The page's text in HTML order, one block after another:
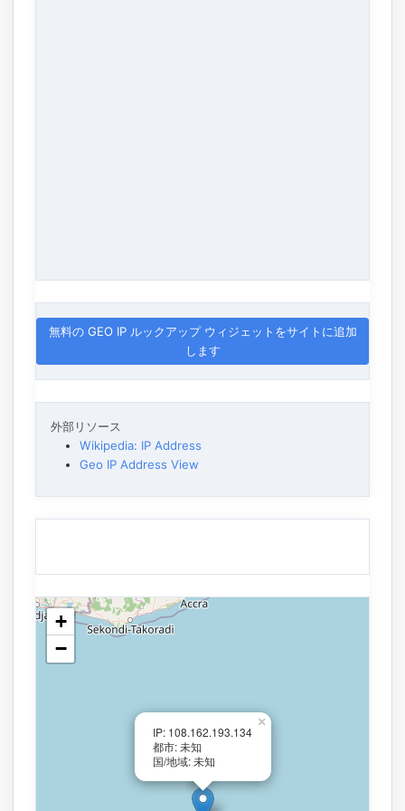
無料の GEO IP ルックアップ ウィジェットをサイトに追加
します
外部リソース
Wikipedia: IP Address
Geo IP Address View
IP: 108.162.193.134
都市: 未知
国/地域: 未知
×
+
−